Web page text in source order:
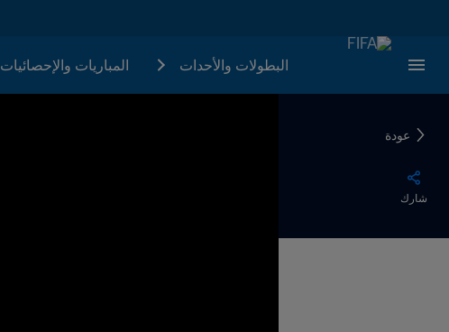
البطولات والأحدات المباريات والإحصائيات
عودة
شارك